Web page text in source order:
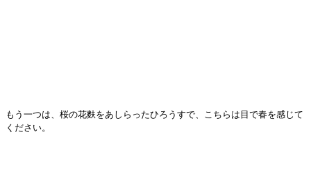
もう一つは、桜の花麩をあしらったひろうすで、こちらは目で春を感じて
ください。